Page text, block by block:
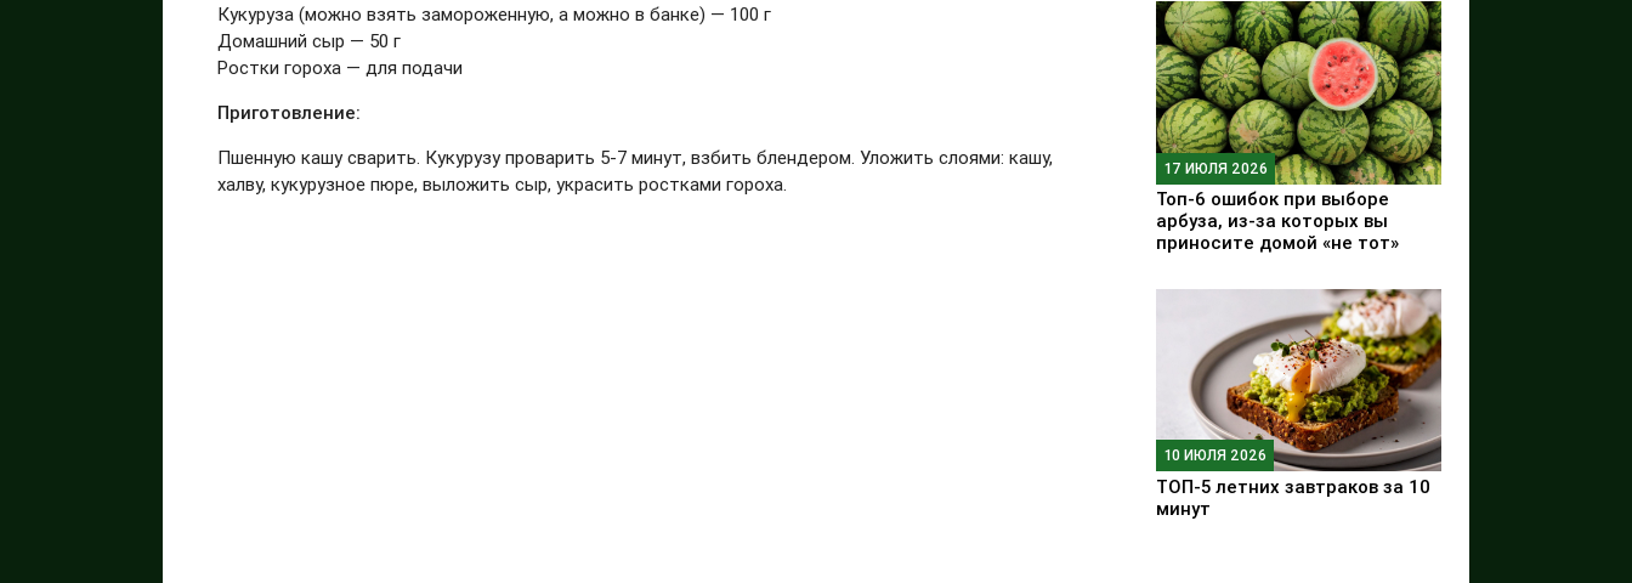
Кукуруза (можно взять замороженную, а можно в банке) — 100 г
Домашний сыр — 50 г
Ростки гороха — для подачи
Приготовление:
Пшенную кашу сварить. Кукурузу проварить 5-7 минут, взбить блендером. Уложить слоями: кашу,
халву, кукурузное пюре, выложить сыр, украсить ростками гороха.
17 ИЮЛЯ 2026
Топ-6 ошибок при выборе
арбуза, из-за которых вы
приносите домой «не тот»
10 ИЮЛЯ 2026
ТОП-5 летних завтраков за 10
минут